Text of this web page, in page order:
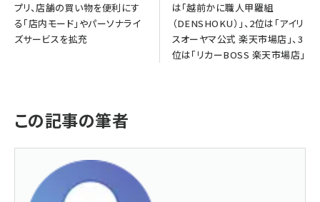
プリ、店舗の買い物を便利にす
る「店内モード」やパーソナライ
ズサービスを拡充
は「越前かに職人甲羅組
（DENSHOKU）」、2位は「アイリ
スオーヤマ公式 楽天市場店」、3
位は「リカーBOSS 楽天市場店」
この記事の筆者